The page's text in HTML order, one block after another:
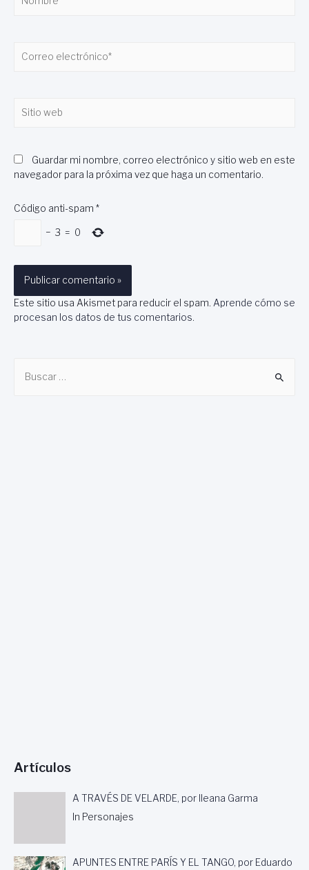
electrónico*
web
Guardar mi nombre, correo electrónico y sitio web en este
navegador para la próxima vez que haga un comentario.
Código anti-spam *
− 3 = 0
Este sitio usa Akismet para reducir el spam. Aprende cómo se
procesan los datos de tus comentarios.
Artículos
A TRAVÉS DE VELARDE, por Ileana Garma
In Personajes
APUNTES ENTRE PARÍS Y EL TANGO, por Eduardo